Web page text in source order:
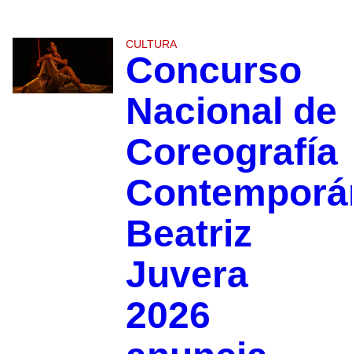
CULTURA
Concurso
Nacional de
Coreografía
Beatriz
Juvera
2026